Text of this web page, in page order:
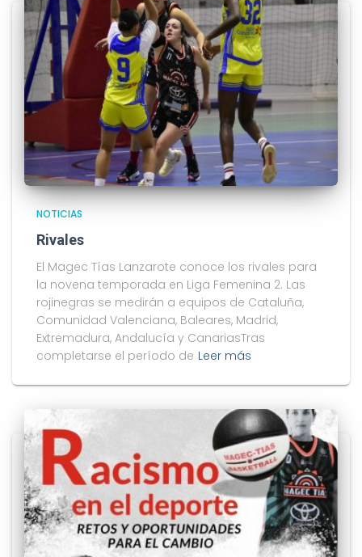
NOTICIAS
Rivales
El Magec Tías Lanzarote conoce los rivales para
la novena temporada en Liga Femenina 2. Las
rojinegras se medirán a equipos de Cataluña,
Comunidad Valenciana, Baleares, Madrid,
Extremadura, Andalucía y CanariasTras
completarse el período de Leer más